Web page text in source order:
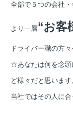
全部で５つの会社・
より一層“お客
ドライバー職の方
☆あなたは何を念頭
ど様々だと思います
当社ではその人に